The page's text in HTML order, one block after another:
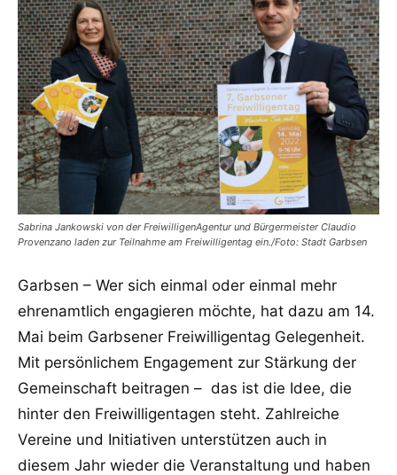
Sabrina Jankowski von der FreiwilligenAgentur und Bürgermeister Claudio
Provenzano laden zur Teilnahme am Freiwilligentag ein./Foto: Stadt Garbsen
Garbsen – Wer sich einmal oder einmal mehr
ehrenamtlich engagieren möchte, hat dazu am 14.
Mai beim Garbsener Freiwilligentag Gelegenheit.
Mit persönlichem Engagement zur Stärkung der
Gemeinschaft beitragen – das ist die Idee, die
hinter den Freiwilligentagen steht. Zahlreiche
Vereine und Initiativen unterstützen auch in
diesem Jahr wieder die Veranstaltung und haben